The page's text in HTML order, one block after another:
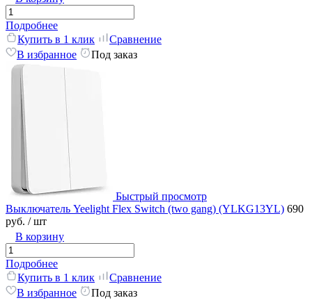
Подробнее
Купить в 1 клик
Сравнение
В избранное
Под заказ
Быстрый просмотр
Выключатель Yeelight Flex Switch (two gang) (YLKG13YL) 690
руб. / шт
В корзину
Подробнее
Купить в 1 клик
Сравнение
В избранное
Под заказ